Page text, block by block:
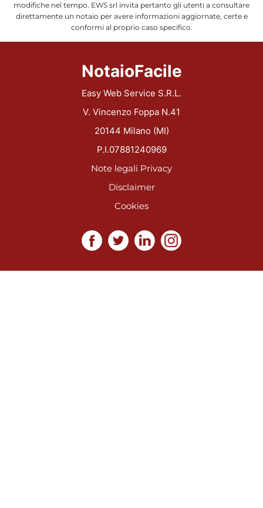
modifiche nel tempo. EWS srl invita pertanto gli utenti a consultare
direttamente un notaio per avere informazioni aggiornate, certe e
conformi al proprio caso specifico.
NotaioFacile
Easy Web Service S.R.L.
V. Vincenzo Foppa N.41
20144 Milano (MI)
P.I.07881240969
Note legali Privacy
Disclaimer
Cookies